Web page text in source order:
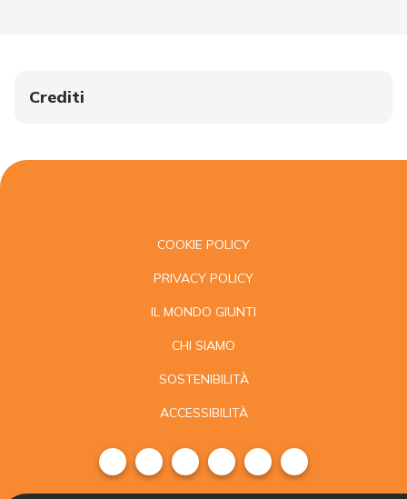
Crediti
COOKIE POLICY
PRIVACY POLICY
IL MONDO GIUNTI
CHI SIAMO
SOSTENIBILITÀ
ACCESSIBILITÀ